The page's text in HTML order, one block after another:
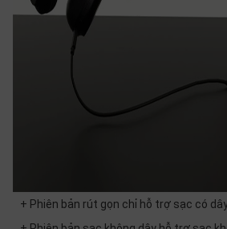
+ Phiên bản rút gọn chỉ hỗ trợ sạc có